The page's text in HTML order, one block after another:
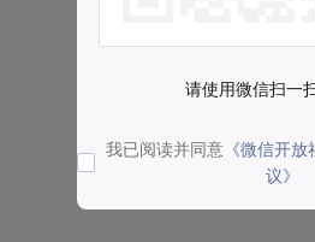
请使用微信扫一
我已阅读并同意 《微信开
议》